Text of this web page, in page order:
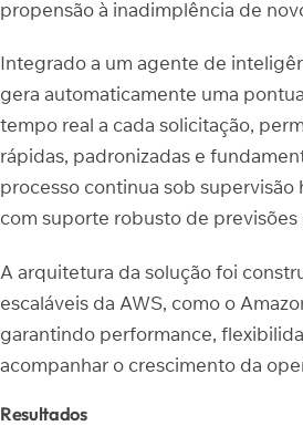
propensão à inadimplência de
Integrado a um agente de
gera automaticamente uma
tempo real a cada solicitação,
rápidas, padronizadas e
processo continua sob supervisão
com suporte robusto de previsões
A arquitetura da solução foi
escaláveis da AWS, como o
garantindo performance,
acompanhar o crescimento da
Resultados